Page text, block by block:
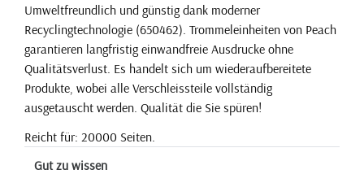
Umweltfreundlich und günstig dank moderner
Recyclingtechnologie (650462). Trommeleinheiten von Peach
garantieren langfristig einwandfreie Ausdrucke ohne
Qualitätsverlust. Es handelt sich um wiederaufbereitete
Produkte, wobei alle Verschleissteile vollständig
ausgetauscht werden. Qualität die Sie spüren!
Reicht für: 20000 Seiten.
Gut zu wissen